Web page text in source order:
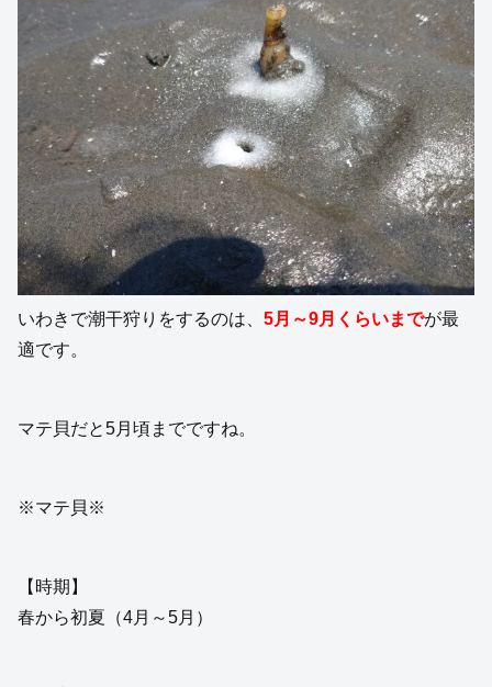
いわきで潮干狩りをするのは、 5月～9月くらいまでが最
適です。
マテ貝だと5月頃までですね。
※マテ貝※
【時期】
春から初夏（4月～5月）